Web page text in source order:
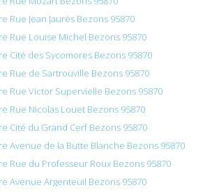
Rue Jean Jaurès Bezons 95870
Rue Louise Michel Bezons 95870
Cité des Sycomores Bezons 95870
Rue de Sartrouville Bezons 95870
Rue Victor Supervielle Bezons 95870
Rue Nicolas Louet Bezons 95870
Cité du Grand Cerf Bezons 95870
Avenue de la Butte Blanche Bezons 95870
Rue du Professeur Roux Bezons 95870
Avenue Argenteuil Bezons 95870